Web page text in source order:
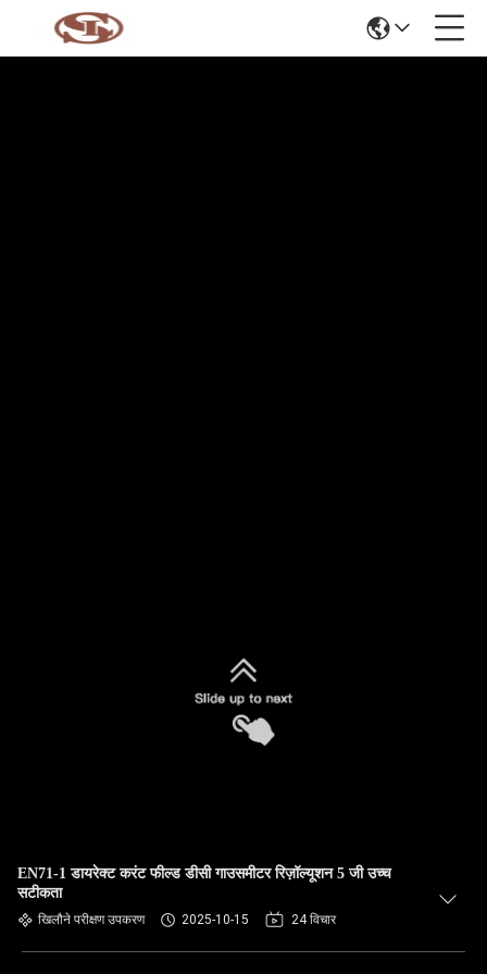
EN71-1 डायरेक्ट करंट फील्ड डीसी गाउसमीटर रिज़ॉल्यूशन 5 जी उच्च
सटीकता
खिलौने परीक्षण उपकरण 2025-10-15 24 विचार